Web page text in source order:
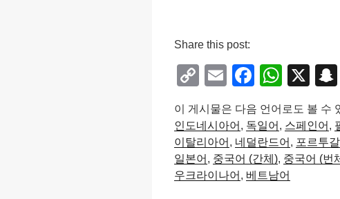
Share this post:
C
p
y
Li
n
E
ail
F
c
e
b
o
W
at
s
A
p
X
이 게시물은 다음 언어로도 볼 수
인도네시아어
독일어 스페인어
이탈리아어
네덜란드어 포르투
일본어
중국어 (간체) 중국어 (번
우크라이나어
베트남어